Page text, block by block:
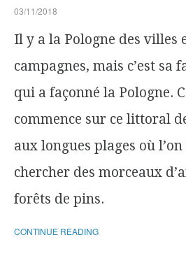
03/11/2018
Il y a la Pologne des villes
campagnes, mais c’est sa
qui a façonné la Pologne.
commence sur ce littoral
aux longues plages où
chercher des morceaux
forêts de pins.
CONTINUE READING